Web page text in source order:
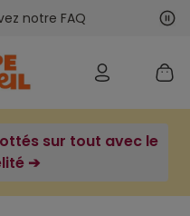
notre FAQ
sur tout avec le
➔